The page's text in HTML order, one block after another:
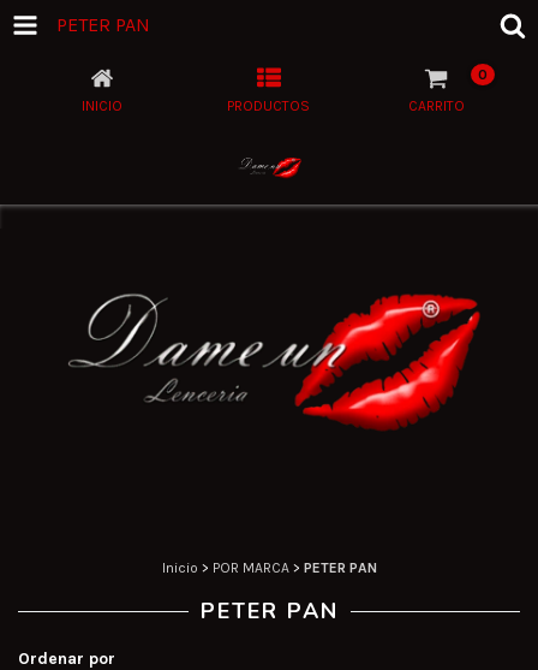
PETER PAN
INICIO PRODUCTOS CARRITO
0
Inicio > POR MARCA > PETER PAN
PETER PAN
Ordenar por